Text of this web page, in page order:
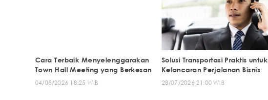
Cara Terbaik Menyelenggarakan
Town Hall Meeting yang Berkesan
04/08/2026 18:25 WIB
Solusi Transportasi Praktis untuk
Kelancaran Perjalanan Bisnis
28/07/2026 21:00 WIB